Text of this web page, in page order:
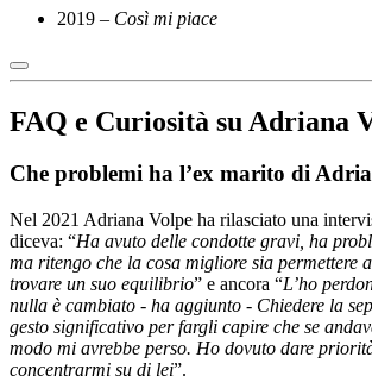
2019 – Così mi piace
FAQ e Curiosità su Adriana
Che problemi ha l’ex marito di
Nel 2021 Adriana Volpe ha rilasciato una
diceva: “Ha avuto delle condotte gravi, ha
ma ritengo che la cosa migliore sia permettere
trovare un suo equilibrio” e ancora “L’ho
nulla è cambiato - ha aggiunto - Chiedere la
gesto significativo per fargli capire che se
modo mi avrebbe perso. Ho dovuto dare
concentrarmi su di lei”.